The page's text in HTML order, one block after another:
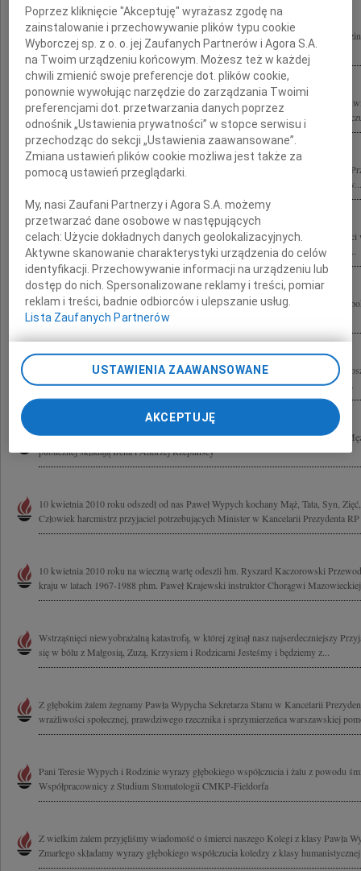
Wyrazy głębokiego żalu i współczucia Małgosi, Zuzi, Krzysiowi i najbliższej
Pawła Wypycha składają Elżbieta i Andrzej Olszewscy z dziećmi
Rodzinie tragicznie zmarłego w katastrofie lotniczej pod Smoleńskiem w dniu 10
Wypycha Sekretarza Stanu w Kancelarii Prezydenta RP wyrazy głębokiego
10 kwietnia 2010 roku w katastrofie lotniczej pod Smoleńskiem zginął nasz drogi
kochający Syn, Mąż i Ojciec Paweł Wypych Odszedł na zawsze i pozostawił nas w...
Żonie i najbliższej Rodzinie Pana Pawła Wypycha z powodu Jego tragicznej śmierci
składają Dyrekcja i pracownicy Domu Pomocy Społecznej w Warszawie, przy ul....
Łącząc się w żalu i bólu, żegnamy Pawła Wypycha Rodzinie składamy wyrazy
socjalni Polskie Towarzystwo Pracowników Socjalnych Oddział Warszawski
"Jest taka cierpienia granica, za którą się uśmiech pogodny zaczyna." Czesław
Pawła Wypycha Sekretarza Stanu w Kancelarii Prezydenta RP, byłego Dyrektora...
Małgosi Wypych wyrazy najgłębszego współczucia z powodu tragicznej śmierci
publicznej składają Irena i Andrzej Rzeplińscy
10 kwietnia 2010 roku odszedł od nas Paweł Wypych kochany Mąż, Tata, Syn,
Człowiek harcmistrz przyjaciel potrzebujących Minister w Kancelarii Prezydenta
10 kwietnia 2010 roku na wieczną wartę odeszli hm. Ryszard Kaczorowski
kraju w latach 1967-1988 phm. Paweł Krajewski instruktor Chorągwi
Wstrząśnięci niewyobrażalną katastrofą, w której zginął nasz najserdeczniejszy
się w bólu z Małgosią, Zuzą, Krzysiem i Rodzicami Jesteśmy i będziemy z...
Z głębokim żalem żegnamy Pawła Wypycha Sekretarza Stanu w Kancelarii
wrażliwości społecznej, prawdziwego rzecznika i sprzymierzeńca warszawskiej
Pani Teresie Wypych i Rodzinie wyrazy głębokiego współczucia i żalu z powodu
Współpracownicy z Studium Stomatologii CMKP-Fieldorfa
Z wielkim żalem przyjęliśmy wiadomość o śmierci naszego Kolegi z klasy Pawła
Zmarłego składamy wyrazy głębokiego współczucia koledzy z klasy
Poprzez kliknięcie "Akceptuję" wyrażasz zgodę na
zainstalowanie i przechowywanie plików typu cookie
Wyborczej sp. z o. o. jej Zaufanych Partnerów i Agora S.A.
na Twoim urządzeniu końcowym. Możesz też w każdej
chwili zmienić swoje preferencje dot. plików cookie,
ponownie wywołując narzędzie do zarządzania Twoimi
preferencjami dot. przetwarzania danych poprzez
odnośnik „Ustawienia prywatności” w stopce serwisu i
przechodząc do sekcji „Ustawienia zaawansowane”.
Zmiana ustawień plików cookie możliwa jest także za
pomocą ustawień przeglądarki.
My, nasi Zaufani Partnerzy i Agora S.A. możemy
przetwarzać dane osobowe w następujących
celach:Użycie dokładnych danych geolokalizacyjnych.
Aktywne skanowanie charakterystyki urządzenia do celów
identyfikacji. Przechowywanie informacji na urządzeniu lub
dostęp do nich. Spersonalizowane reklamy i treści, pomiar
reklam i treści, badnie odbiorców i ulepszanie usług.
Lista Zaufanych Partnerów
USTAWIENIA ZAAWANSOWANE
AKCEPTUJĘ